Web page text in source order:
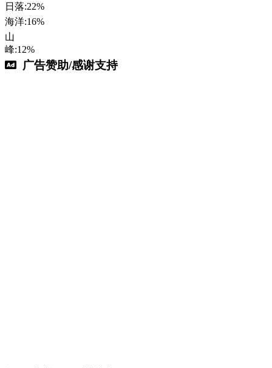
日落:22%
海洋:16%
山
峰:12%
广告赞助/感谢支持